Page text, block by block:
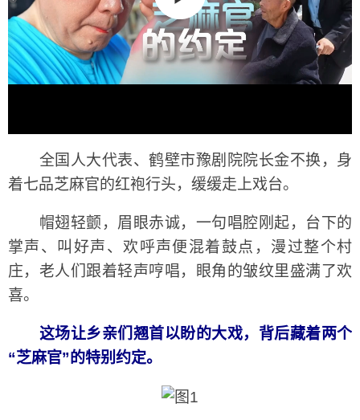
全国人大代表、鹤壁市豫剧院院长金不换，身
着七品芝麻官的红袍行头，缓缓走上戏台。
帽翅轻颤，眉眼赤诚，一句唱腔刚起，台下的
掌声、叫好声、欢呼声便混着鼓点，漫过整个村
庄，老人们跟着轻声哼唱，眼角的皱纹里盛满了欢
喜。
这场让乡亲们翘首以盼的大戏，背后藏着两个
“芝麻官”的特别约定。